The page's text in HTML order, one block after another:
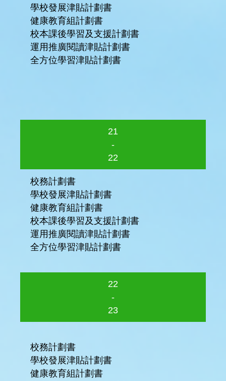
學校發展津貼計劃書
健康教育組計劃書
校本課後學習及支援計劃書
運用推廣閱讀津貼計劃書
全方位學習津貼計劃書
21
-
22
校務計劃書
學校發展津貼計劃書
健康教育組計劃書
校本課後學習及支援計劃書
運用推廣閱讀津貼計劃書
全方位學習津貼計劃書
22
-
23
校務計劃書
學校發展津貼計劃書
健康教育組計劃書